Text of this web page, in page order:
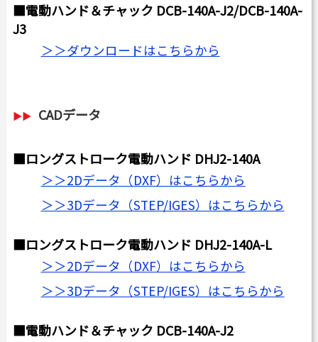
■電動ハンド＆チャック DCB-140A-J2/DCB-140A-
J3
＞＞ダウンロードはこちらから
CADデータ
■ロングストローク電動ハンド DHJ2-140A
＞＞2Dデータ（DXF）はこちらから
＞＞3Dデータ（STEP/IGES）はこちらから
■ロングストローク電動ハンド DHJ2-140A-L
＞＞2Dデータ（DXF）はこちらから
＞＞3Dデータ（STEP/IGES）はこちらから
■電動ハンド＆チャック DCB-140A-J2